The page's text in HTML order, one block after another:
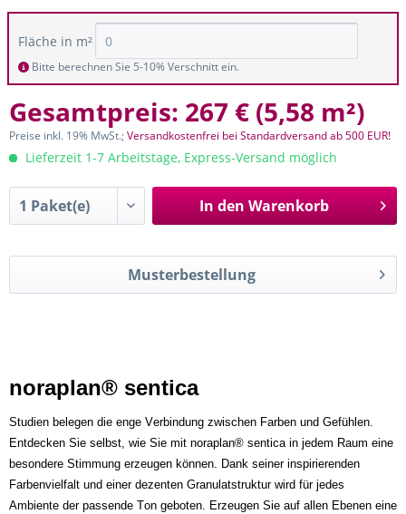
Fläche in m²
Bitte berechnen Sie 5-10% Verschnitt ein.
Gesamtpreis: 267 € (5,58 m²)
Preise inkl. 19% MwSt.;Versandkostenfrei bei Standardversand ab 500 EUR!
Lieferzeit 1-7 Arbeitstage, Express-Versand möglich
In den Warenkorb
Musterbestellung
noraplan® sentica
Studien belegen die enge Verbindung zwischen Farben und Gefühlen.
Entdecken Sie selbst, wie Sie mit noraplan® sentica in jedem Raum eine
besondere Stimmung erzeugen können. Dank seiner inspirierenden
Farbenvielfalt und einer dezenten Granulatstruktur wird für jedes
Ambiente der passende Ton geboten. Erzeugen Sie auf allen Ebenen eine